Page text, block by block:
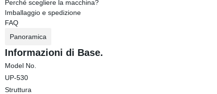
Perché scegliere la macchina?
Imballaggio e spedizione
FAQ
Panoramica
Informazioni di Base.
Model No.
UP-530
Struttura